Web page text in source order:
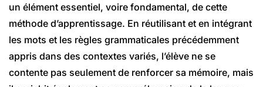
un élément essentiel, voire fondamental, de cette
méthode d’apprentissage. En réutilisant et en intégrant
les mots et les règles grammaticales précédemment
appris dans des contextes variés, l’élève ne se
contente pas seulement de renforcer sa mémoire, mais